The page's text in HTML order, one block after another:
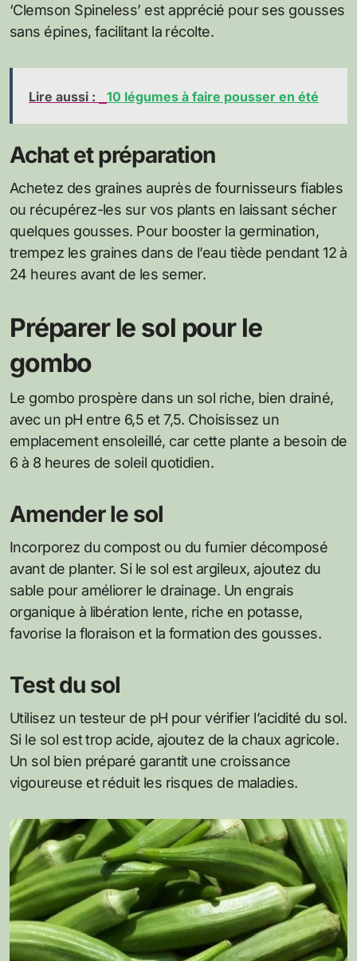
‘Clemson Spineless’ est apprécié pour ses gousses
sans épines, facilitant la récolte.
Lire aussi : 10 légumes à faire pousser en été
Achat et préparation
Achetez des graines auprès de fournisseurs fiables
ou récupérez-les sur vos plants en laissant sécher
quelques gousses. Pour booster la germination,
trempez les graines dans de l’eau tiède pendant 12 à
24 heures avant de les semer.
Préparer le sol pour le
gombo
Le gombo prospère dans un sol riche, bien drainé,
avec un pH entre 6,5 et 7,5. Choisissez un
emplacement ensoleillé, car cette plante a besoin de
6 à 8 heures de soleil quotidien.
Amender le sol
Incorporez du compost ou du fumier décomposé
avant de planter. Si le sol est argileux, ajoutez du
sable pour améliorer le drainage. Un engrais
organique à libération lente, riche en potasse,
favorise la floraison et la formation des gousses.
Test du sol
Utilisez un testeur de pH pour vérifier l’acidité du sol.
Si le sol est trop acide, ajoutez de la chaux agricole.
Un sol bien préparé garantit une croissance
vigoureuse et réduit les risques de maladies.